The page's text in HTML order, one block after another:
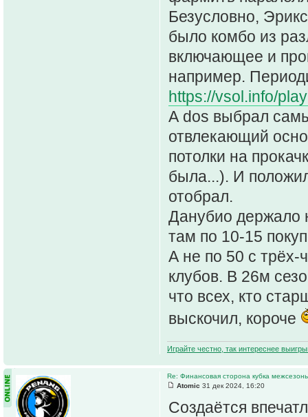
Безусловно,
было комбо из
включающее и
например.
https://vsol.info/
А dos выбрал
отвлекающий
потолки на
была...). И
отобрал.
Данубио держало
там по 10-15
А не по 50 с
клубов. В 26м
что всех, кто
выскочил, короче
Играйте честно, так интереснее
Re: Финансовая сторона кубка
Atomic 31 дек 2024, 16:20
Создаётся